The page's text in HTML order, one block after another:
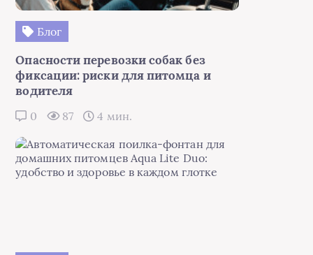
Блог
Опасности перевозки собак без
фиксации: риски для питомца и
водителя
0 87 4 мин.